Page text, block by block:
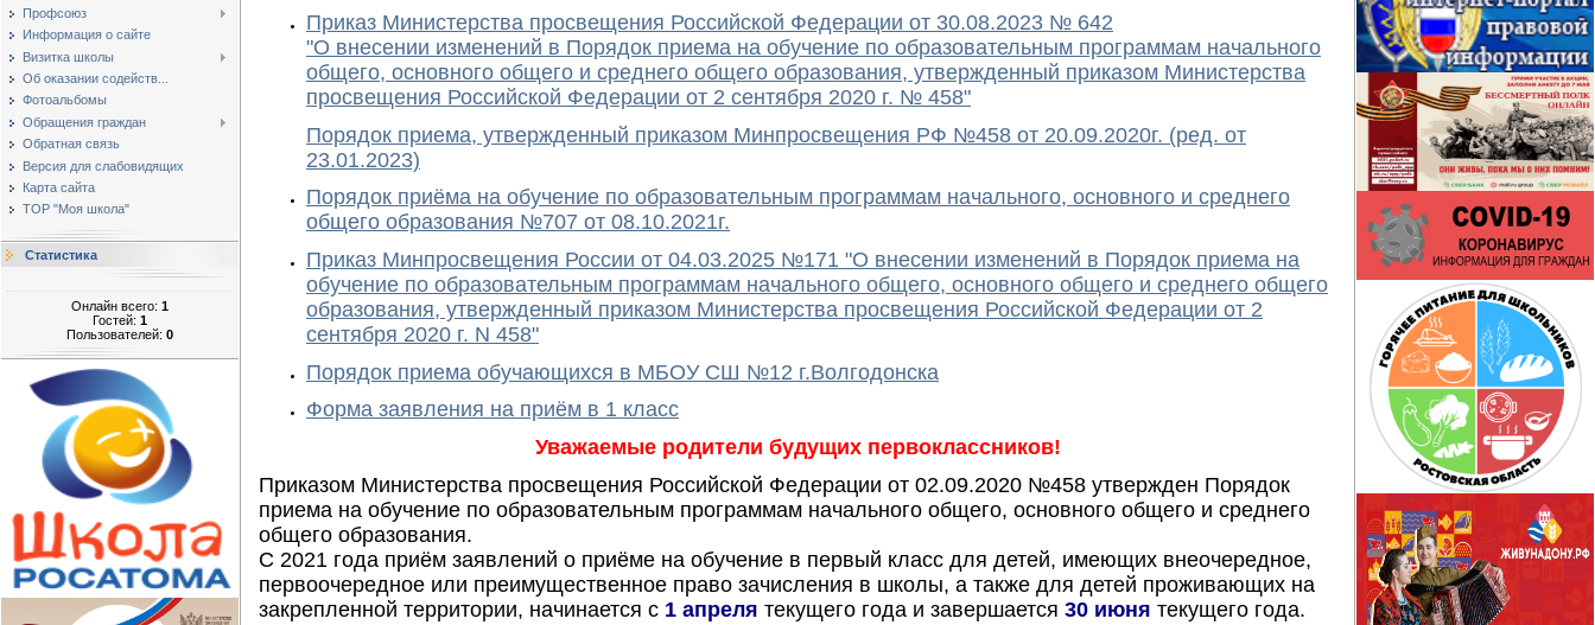
Профсоюз
Информация о сайте
Визитка школы
Об оказании содейств...
Фотоальбомы
Обращения граждан
Обратная связь
Версия для слабовидящих
Карта сайта
ТОР "Моя школа"
Статистика
Онлайн всего: 1
Гостей: 1
Пользователей: 0
Приказ Министерства просвещения Российской Федерации от 30.08.2023 № 642
"О внесении изменений в Порядок приема на обучение по образовательным программам начального
общего, основного общего и среднего общего образования, утвержденный приказом Министерства
просвещения Российской Федерации от 2 сентября 2020 г. № 458"
Порядок приема, утвержденный приказом Минпросвещения РФ №458 от 20.09.2020г. (ред. от
23.01.2023)
Порядок приёма на обучение по образовательным программам начального, основного и среднего
общего образования №707 от 08.10.2021г.
Приказ Минпросвещения России от 04.03.2025 №171 "О внесении изменений в Порядок приема на
обучение по образовательным программам начального общего, основного общего и среднего общего
образования, утвержденный приказом Министерства просвещения Российской Федерации от 2
сентября 2020 г. N 458"
Порядок приема обучающихся в МБОУ СШ №12 г.Волгодонска
Форма заявления на приём в 1 класс
Уважаемые родители будущих первоклассников!
Приказом Министерства просвещения Российской Федерации от 02.09.2020 №458 утвержден Порядок
приема на обучение по образовательным программам начального общего, основного общего и среднего
общего образования.
С 2021 года приём заявлений о приёме на обучение в первый класс для детей, имеющих внеочередное,
первоочередное или преимущественное право зачисления в школы, а также для детей проживающих на
закрепленной территории, начинается с 1 апреля текущего года и завершается 30 июня текущего года.